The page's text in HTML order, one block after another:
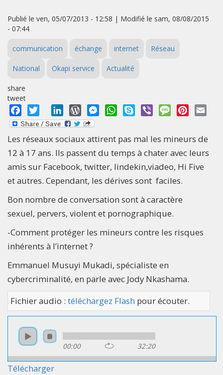
Publié le ven, 05/07/2013 - 12:58 | Modifié le sam, 08/08/2015
- 07:44
communication échange internet Réseau
National Okapi service Actualité
share
tweet
Facebook
Twitter LinkedInWordPressMessengerWhatsApp
Skype Viber MessagePinterest
Les réseaux sociaux attirent pas mal les mineurs de
12 à 17 ans. Ils passent du temps à chater avec leurs
amis sur Facebook, twitter, lindekin,viadeo, Hi Five
et autres. Cependant, les dérives sont faciles.
Bon nombre de conversation sont à caractère
sexuel, pervers, violent et pornographique.
-Comment protéger les mineurs contre les risques
inhérents à l’internet ?
Emmanuel Musuyi Mukadi, spécialiste en
cybercriminalité, en parle avec Jody Nkashama.
Fichier audio : téléchargez Flash pour écouter.
00:00 32:20
Télécharger